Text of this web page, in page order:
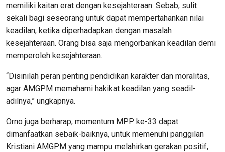
memiliki kaitan erat dengan kesejahteraan. Sebab, sulit
sekali bagi seseorang untuk dapat mempertahankan nilai
keadilan, ketika diperhadapkan dengan masalah
kesejahteraan. Orang bisa saja mengorbankan keadilan demi
memperoleh kesejahteraan.
“Disinilah peran penting pendidikan karakter dan moralitas,
agar AMGPM memahami hakikat keadilan yang seadil-
adilnya,” ungkapnya.
Orno juga berharap, momentum MPP ke-33 dapat
dimanfaatkan sebaik-baiknya, untuk memenuhi panggilan
Kristiani AMGPM yang mampu melahirkan gerakan positif,